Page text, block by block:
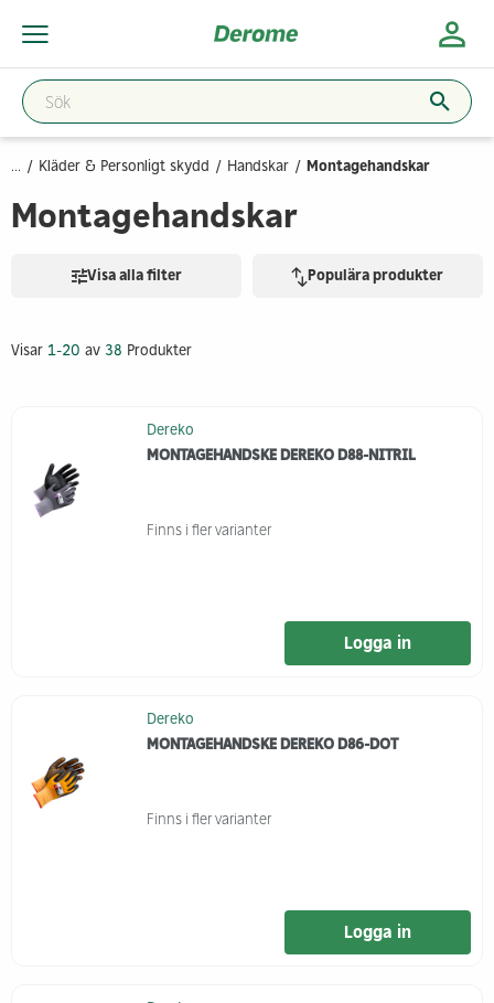
... Kläder & Personligt skydd Handskar Montagehandskar
Montagehandskar
Visa alla filter Populära produkter
Visar 1-20 av 38 Produkter
Dereko
MONTAGEHANDSKE DEREKO D88-NITRIL
Finns i fler varianter
Logga in
Dereko
MONTAGEHANDSKE DEREKO D86-DOT
Finns i fler varianter
Logga in